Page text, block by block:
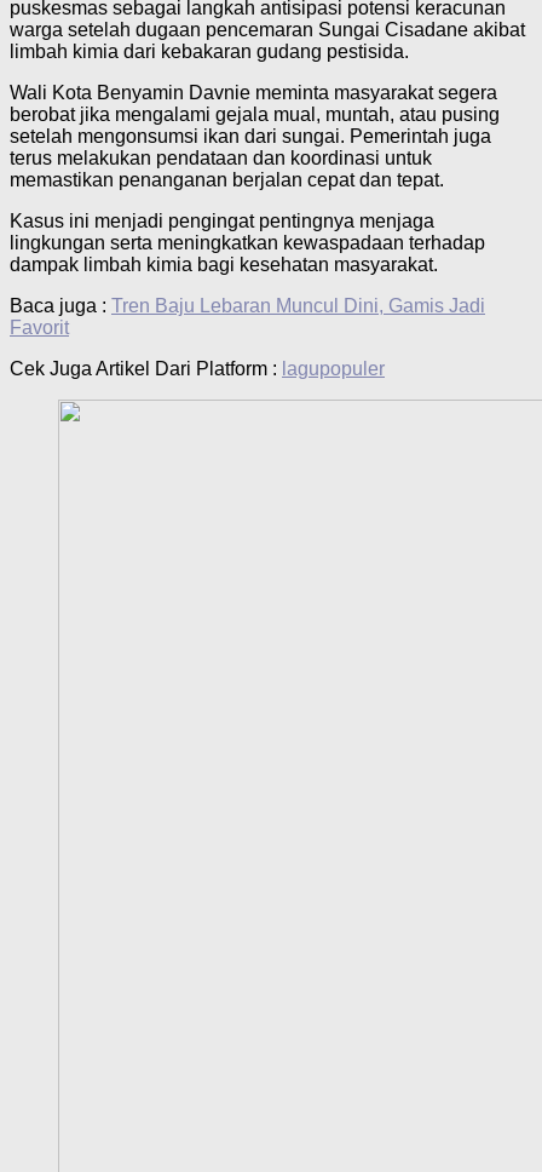
puskesmas sebagai langkah antisipasi potensi keracunan
warga setelah dugaan pencemaran Sungai Cisadane akibat
limbah kimia dari kebakaran gudang pestisida.
Wali Kota Benyamin Davnie meminta masyarakat segera
berobat jika mengalami gejala mual, muntah, atau pusing
setelah mengonsumsi ikan dari sungai. Pemerintah juga
terus melakukan pendataan dan koordinasi untuk
memastikan penanganan berjalan cepat dan tepat.
Kasus ini menjadi pengingat pentingnya menjaga
lingkungan serta meningkatkan kewaspadaan terhadap
dampak limbah kimia bagi kesehatan masyarakat.
Baca juga : Tren Baju Lebaran Muncul Dini, Gamis Jadi
Favorit
Cek Juga Artikel Dari Platform : lagupopuler